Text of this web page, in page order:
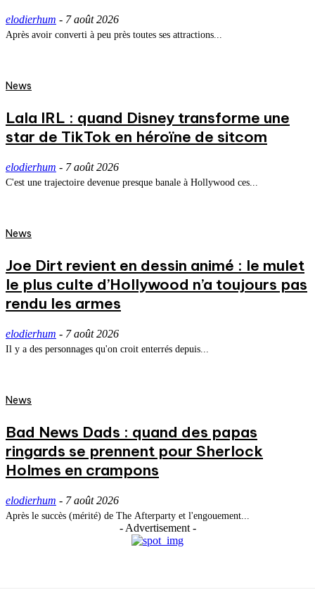
elodierhum - 7 août 2026
Après avoir converti à peu près toutes ses attractions...
News
Lala IRL : quand Disney transforme une
star de TikTok en héroïne de sitcom
elodierhum - 7 août 2026
C'est une trajectoire devenue presque banale à Hollywood ces...
News
Joe Dirt revient en dessin animé : le mulet
le plus culte d’Hollywood n’a toujours pas
rendu les armes
elodierhum - 7 août 2026
Il y a des personnages qu'on croit enterrés depuis...
News
Bad News Dads : quand des papas
ringards se prennent pour Sherlock
Holmes en crampons
elodierhum - 7 août 2026
Après le succès (mérité) de The Afterparty et l'engouement...
- Advertisement -